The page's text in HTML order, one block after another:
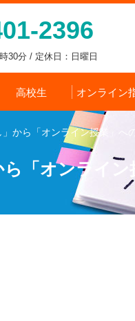
2396
30分 / 定休日：日曜日
高校生 オンライン
から「オンライン授業」へ
「オンライ